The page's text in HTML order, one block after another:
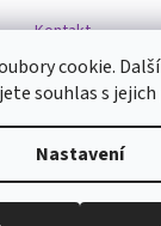
cookie.
souhlas s
Nastavení
Kontakt
SHOP. Všechna